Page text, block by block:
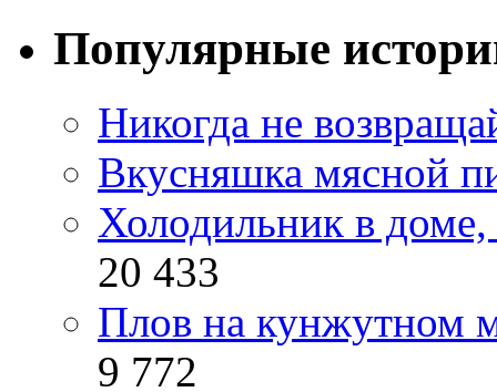
Популярные
Никогда не
Вкусняшка мясной
Холодильник в доме,
20 433
Плов на кунжутном
9 772